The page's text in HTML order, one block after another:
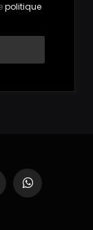
politique
WhatsApp